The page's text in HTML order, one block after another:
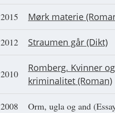
2015 Mørk materie
2012 Straumen går (Dikt)
2010
Romberg. Kvinner og
kriminalitet (Roman)
2008 Orm, ugla og and